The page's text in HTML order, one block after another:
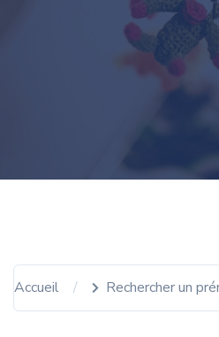
Accueil Rechercher un